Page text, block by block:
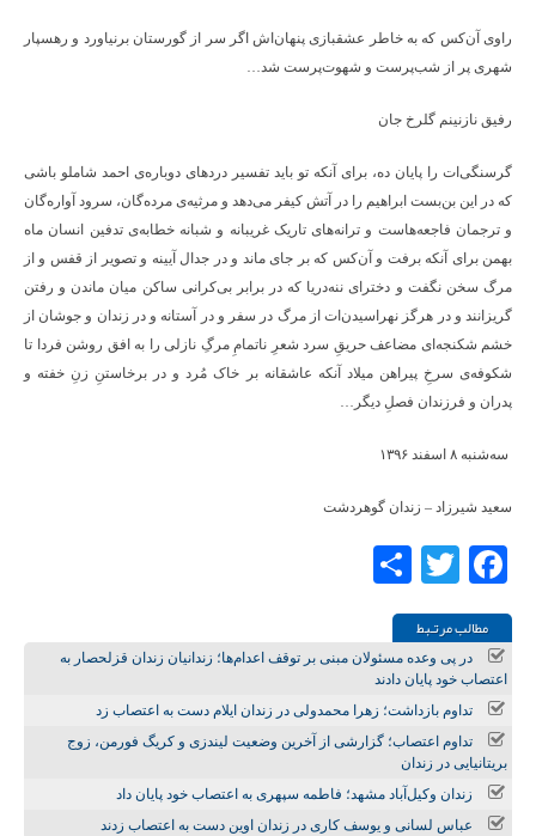
راوی آن‌کس که به خاطر عشقبازی پنهان‌اش اگر سر از گورستان برنیاورد و رهسپار
شهری پر از شب‌پرست و شهوت‌پرست شد…
رفیق نازنینم گلرخ جان
گرسنگی‌ات را پایان ده، برای آنکه تو باید تفسیر دردهای دوباره‌‌ی احمد شاملو باشی
که در این بن‌بست ابراهیم را در آتش کیفر می‌دهد و مرثیه‌ی مرده‌گان، سرود آواره‌گان
و ترجمان فاجعه‌هاست و ترانه‌های تاریک غریبانه و شبانه خطابه‌ی تدفین انسان ماه
بهمن برای آنکه برفت و آن‌کس که بر جای ماند و در جدال آیینه و تصویر از قفس و از
مرگ سخن نگفت و دخترای ننه‌دریا که در برابر بی‌کرانی ساکن میان ماندن و رفتن
گریزانند و در هرگز نهراسیدن‌‌ات از مرگ در سفر و در آستانه و در زندان و جوشان از
خشم شکنجه‌ای مضاعف حریقِ سرد شعرِ ناتمامِ مرگِ نازلی را به افق روشن فردا تا
شکوفه‌ی سرخِ پیراهن میلاد آنکه عاشقانه بر خاک مُرد و در برخاستنِ زنِ خفته و
پدران و فرزندان فصلِ دیگر…
سه‌شنبه ۸ اسفند ۱۳۹۶
سعید شیرزاد – زندان گوهردشت
Facebook
Twitter
مطالب مرتـبط
در پی وعده مسئولان مبنی بر توقف اعدام‌ها؛ زندانیان زندان قزلحصار به
اعتصاب خود پایان دادند
تداوم بازداشت؛ زهرا محمدولی در زندان ایلام دست به اعتصاب زد
تداوم اعتصاب؛ گزارشی از آخرین وضعیت لیندزی و کریگ فورمن، زوج
بریتانیایی در زندان
زندان وکیل‌آباد مشهد؛ فاطمه سپهری به اعتصاب خود پایان داد
عباس لسانی و یوسف کاری در زندان اوین دست به اعتصاب زدند